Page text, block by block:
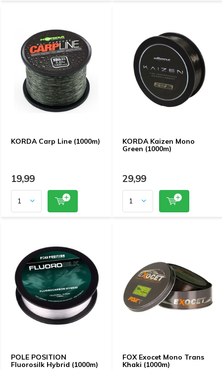
KORDA Carp Line (1000m)
19,99
KORDA Kaizen Mono
Green (1000m)
29,99
POLE POSITION
Fluorosilk Hybrid (1000m)
FOX Exocet Mono Trans
Khaki (1000m)